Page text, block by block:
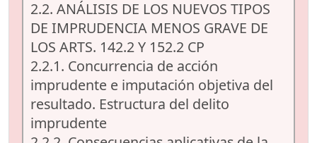
2.2. ANÁLISIS DE LOS NUEVOS TIPOS
DE IMPRUDENCIA MENOS GRAVE DE
LOS ARTS. 142.2 Y 152.2 CP
2.2.1. Concurrencia de acción
imprudente e imputación objetiva del
resultado. Estructura del delito
imprudente